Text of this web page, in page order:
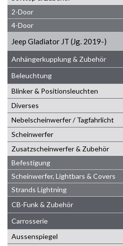
2-Door
4-Door
Jeep Gladiator JT (Jg. 2019-)
Anhängerkupplung & Zubehör
Beleuchtung
Blinker & Positionsleuchten
Diverses
Nebelscheinwerfer / Tagfahrlicht
Scheinwerfer
Zusatzscheinwerfer & Zubehör
Befestigung
Scheinwerfer, Lightbars & Covers
Strands Lightning
CB-Funk & Zubehör
Carrosserie
Aussenspiegel